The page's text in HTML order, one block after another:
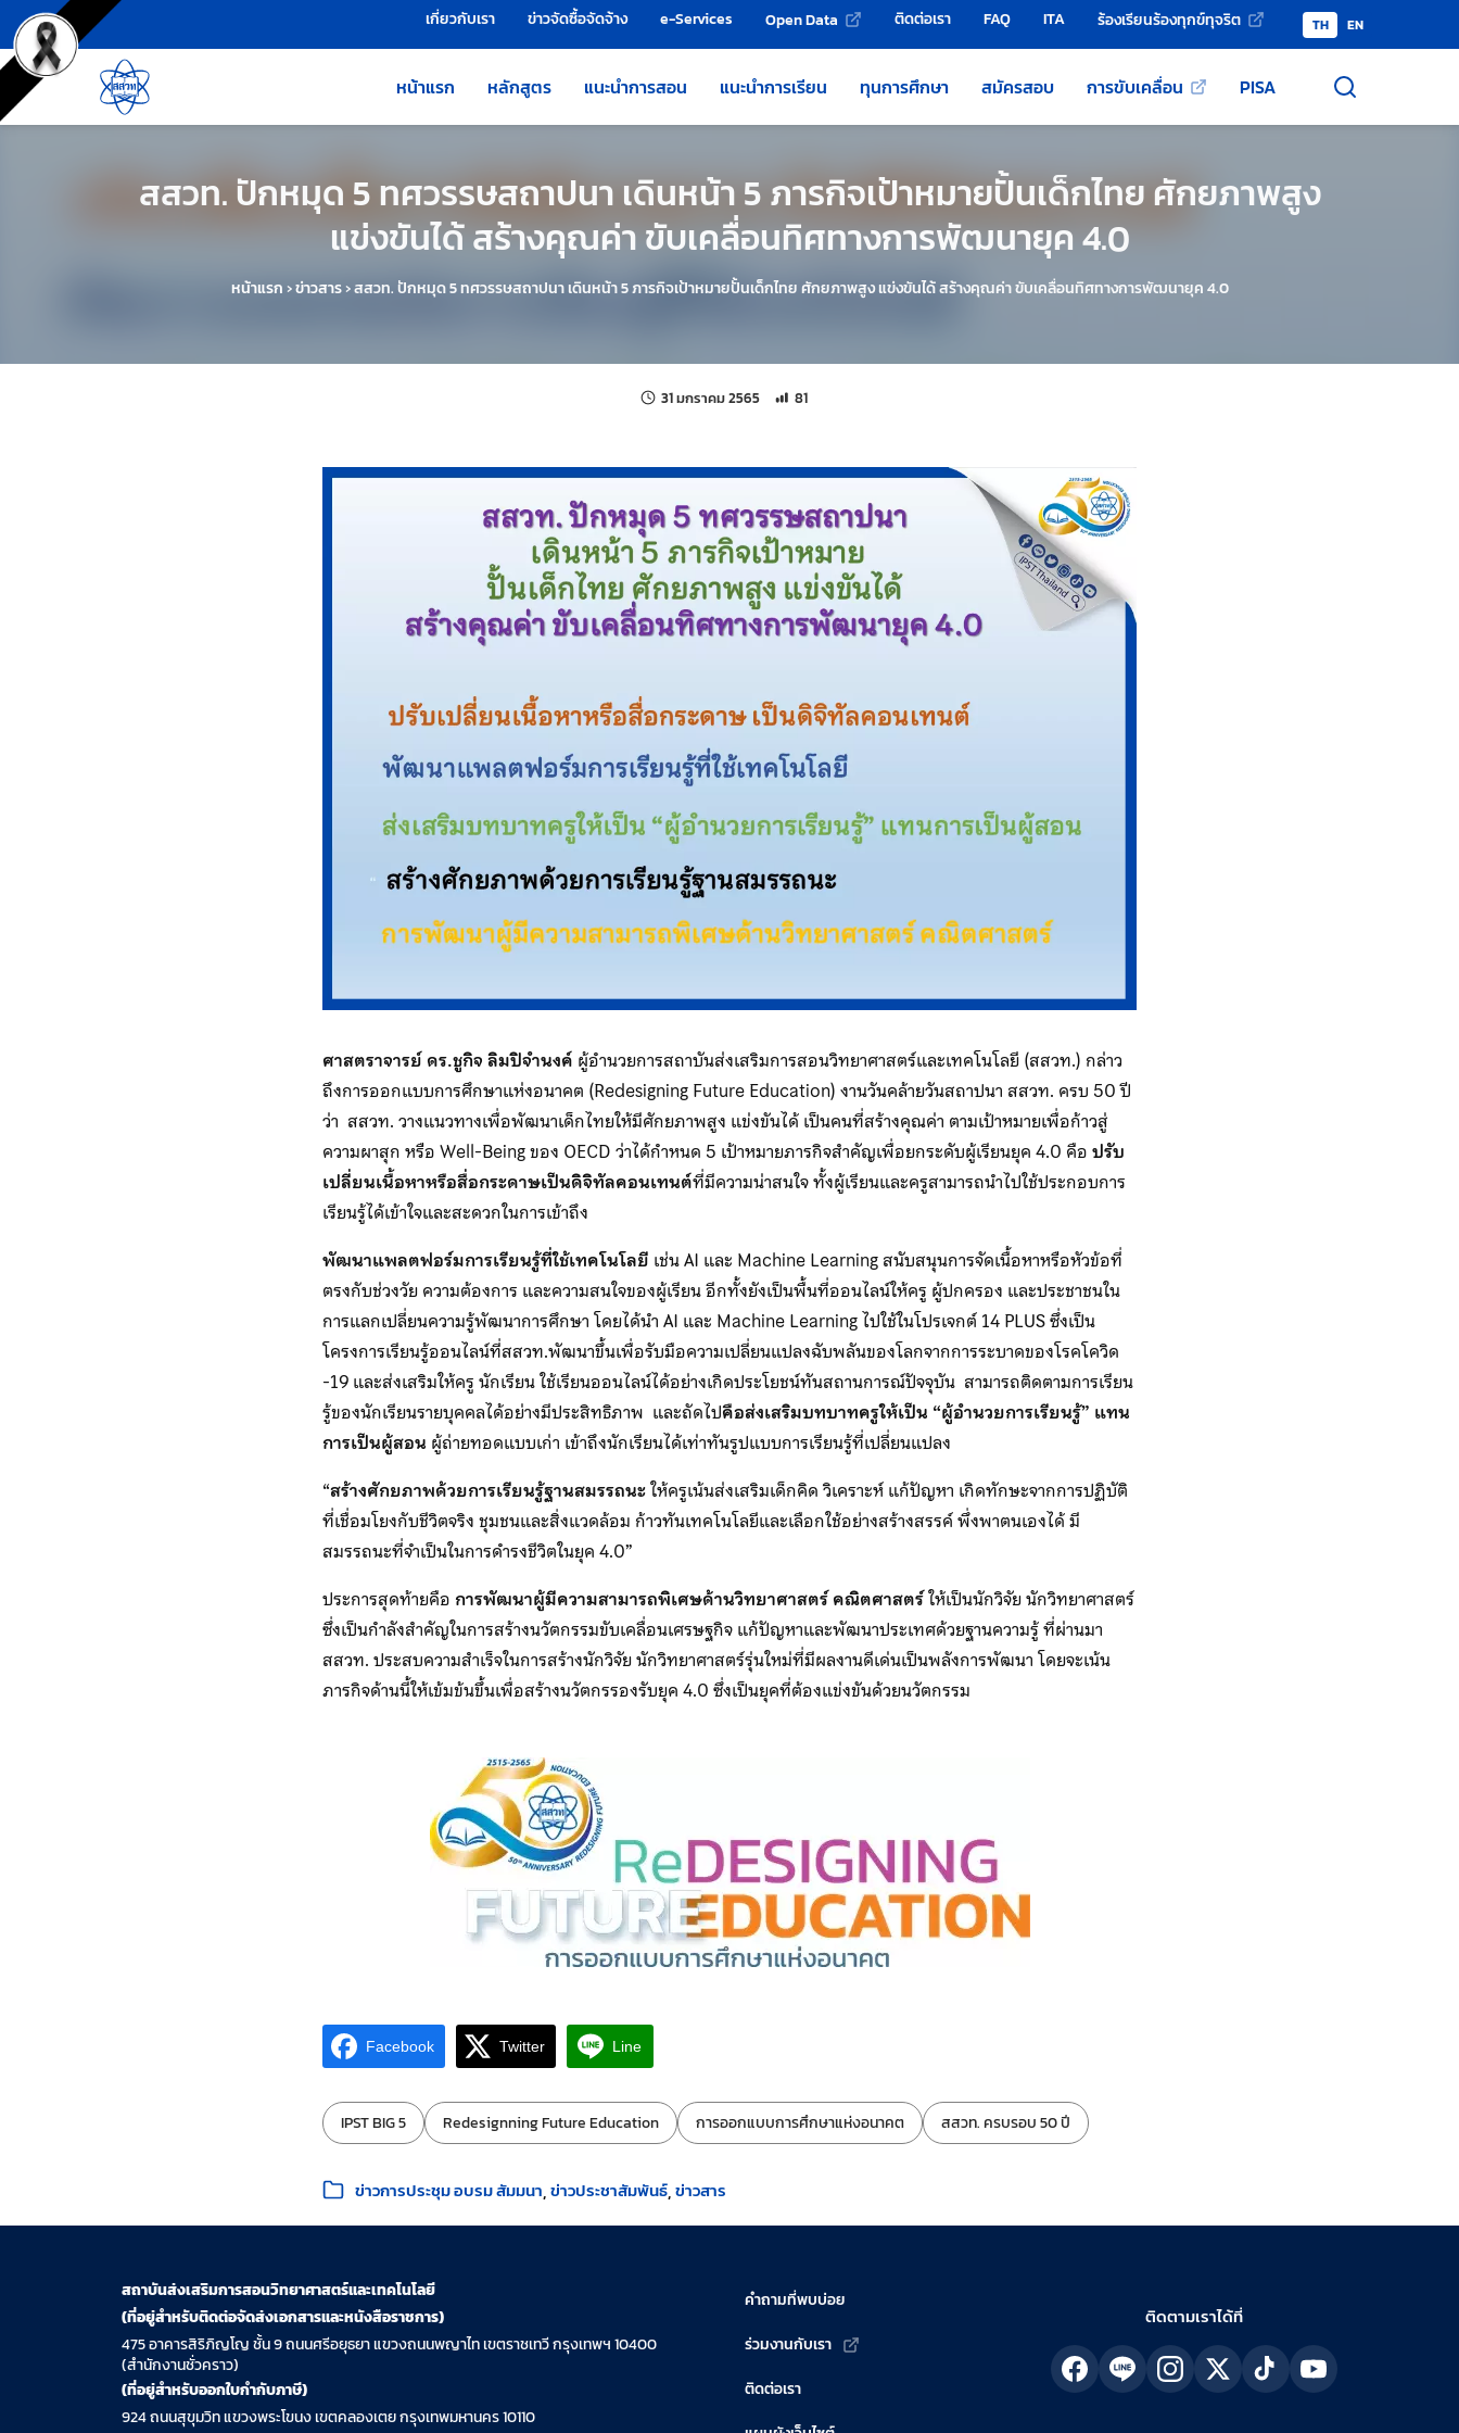
ข้ามไปยังเนื้อหาหลัก
เครื่องมือช่วยเหลือ เกี่ยวกับเรา ข่าวจัดซื้อจัดจ้าง e-Services Open Data ติดต่อเรา FAQ ITA ร้องเรียนร้องทุกข์ทุจริต TH EN
หน้าแรก หลักสูตร แนะนำการสอน แนะนำการเรียน ทุนการศึกษา สมัครสอบ การขับเคลื่อน PISA
สสวท. ปักหมุด 5 ทศวรรษสถาปนา เดินหน้า 5 ภารกิจเป้าหมายปั้นเด็กไทย ศักยภาพสูง
แข่งขันได้ สร้างคุณค่า ขับเคลื่อนทิศทางการพัฒนายุค 4.0
หน้าแรก›ข่าวสาร›สสวท. ปักหมุด 5 ทศวรรษสถาปนา เดินหน้า 5 ภารกิจเป้าหมายปั้นเด็กไทย ศักยภาพสูง แข่งขันได้ สร้างคุณค่า ขับเคลื่อนทิศทางการพัฒนายุค 4.0
31 มกราคม 2565 แก้ไขล่าสุดเมื่อ:
จำนวนการเข้าชม 81 ครั้ง
81
ศาสตราจารย์ ดร.ชูกิจ ลิมปิจำนงค์ ผู้อำนวยการสถาบันส่งเสริมการสอนวิทยาศาสตร์และเทคโนโลยี (สสวท.) กล่าว
ถึงการออกแบบการศึกษาแห่งอนาคต (Redesigning Future Education) งานวันคล้ายวันสถาปนา สสวท. ครบ 50 ปี
ว่า สสวท. วางแนวทางเพื่อพัฒนาเด็กไทยให้มีศักยภาพสูง แข่งขันได้ เป็นคนที่สร้างคุณค่า ตามเป้าหมายเพื่อก้าวสู่
ความผาสุก หรือ Well-Being ของ OECD ว่าได้กำหนด 5 เป้าหมายภารกิจสำคัญเพื่อยกระดับผู้เรียนยุค 4.0 คือปรับ
เปลี่ยนเนื้อหาหรือสื่อกระดาษเป็นดิจิทัลคอนเทนต์ที่มีความน่าสนใจ ทั้งผู้เรียนและครูสามารถนำไปใช้ประกอบการ
เรียนรู้ได้เข้าใจและสะดวกในการเข้าถึง
พัฒนาแพลตฟอร์มการเรียนรู้ที่ใช้เทคโนโลยี เช่น AI และ Machine Learning สนับสนุนการจัดเนื้อหาหรือหัวข้อที่
ตรงกับช่วงวัย ความต้องการ และความสนใจของผู้เรียน อีกทั้งยังเป็นพื้นที่ออนไลน์ให้ครู ผู้ปกครอง และประชาชนใน
การแลกเปลี่ยนความรู้พัฒนาการศึกษา โดยได้นำ AI และ Machine Learning ไปใช้ในโปรเจกต์ 14 PLUS ซึ่งเป็น
โครงการเรียนรู้ออนไลน์ที่สสวท.พัฒนาขึ้นเพื่อรับมือความเปลี่ยนแปลงฉับพลันของโลกจากการระบาดของโรคโควิด
-19 และส่งเสริมให้ครู นักเรียน ใช้เรียนออนไลน์ได้อย่างเกิดประโยชน์ทันสถานการณ์ปัจจุบัน สามารถติดตามการเรียน
รู้ของนักเรียนรายบุคคลได้อย่างมีประสิทธิภาพ และถัดไปคือส่งเสริมบทบาทครูให้เป็น “ผู้อำนวยการเรียนรู้” แทน
การเป็นผู้สอน ผู้ถ่ายทอดแบบเก่า เข้าถึงนักเรียนได้เท่าทันรูปแบบการเรียนรู้ที่เปลี่ยนแปลง
“สร้างศักยภาพด้วยการเรียนรู้ฐานสมรรถนะให้ครูเน้นส่งเสริมเด็กคิด วิเคราะห์ แก้ปัญหา เกิดทักษะจากการปฏิบัติ
ที่เชื่อมโยงกับชีวิตจริง ชุมชนและสิ่งแวดล้อม ก้าวทันเทคโนโลยีและเลือกใช้อย่างสร้างสรรค์ พึ่งพาตนเองได้ มี
สมรรถนะที่จำเป็นในการดำรงชีวิตในยุค 4.0”
ประการสุดท้ายคือ การพัฒนาผู้มีความสามารถพิเศษด้านวิทยาศาสตร์ คณิตศาสตร์ให้เป็นนักวิจัย นักวิทยาศาสตร์
ซึ่งเป็นกำลังสำคัญในการสร้างนวัตกรรมขับเคลื่อนเศรษฐกิจ แก้ปัญหาและพัฒนาประเทศด้วยฐานความรู้ ที่ผ่านมา
สสวท. ประสบความสำเร็จในการสร้างนักวิจัย นักวิทยาศาสตร์รุ่นใหม่ที่มีผลงานดีเด่นเป็นพลังการพัฒนา โดยจะเน้น
ภารกิจด้านนี้ให้เข้มข้นขึ้นเพื่อสร้างนวัตกรรองรับยุค 4.0 ซึ่งเป็นยุคที่ต้องแข่งขันด้วยนวัตกรรม
Facebook Twitter Line
ป้ายกำกับ:
IPST BIG 5 Redesignning Future Education การออกแบบการศึกษาแห่งอนาคต สสวท. ครบรอบ 50 ปี
หมวดหมู่:
ข่าวการประชุม อบรม สัมมนา ข่าวประชาสัมพันธ์ ข่าวสาร
สถาบันส่งเสริมการสอนวิทยาศาสตร์และเทคโนโลยี
(ที่อยู่สำหรับติดต่อจัดส่งเอกสารและหนังสือราชการ)
475 อาคารสิริภิญโญ ชั้น 9 ถนนศรีอยุธยา แขวงถนนพญาไท เขตราชเทวี กรุงเทพฯ 10400
(สำนักงานชั่วคราว)
(ที่อยู่สำหรับออกใบกำกับภาษี)
924 ถนนสุขุมวิท แขวงพระโขนง เขตคลองเตย กรุงเทพมหานคร 10110
คำถามที่พบบ่อย
ร่วมงานกับเรา
ติดต่อเรา
ติดตามเราได้ที่